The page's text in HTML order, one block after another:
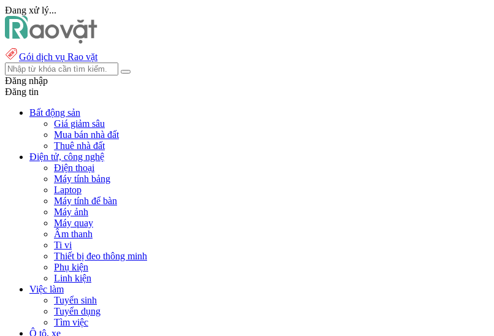
Đang xử lý...
Gói dịch vụ Rao vặt
Đăng nhập
Đăng tin
Bất động sản
Giá giảm sâu
Mua bán nhà đất
Thuê nhà đất
Điện tử, công nghệ
Điện thoại
Máy tính bảng
Laptop
Máy tính để bàn
Máy ảnh
Máy quay
Âm thanh
Ti vi
Thiết bị đeo thông minh
Phụ kiện
Linh kiện
Việc làm
Tuyển sinh
Tuyển dụng
Tìm việc
Ô tô, xe